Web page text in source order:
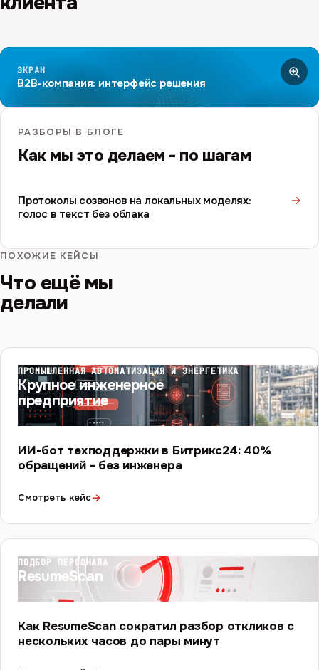
ЭКРАН
B2B-компания: интерфейс решения
РАЗБОРЫ В БЛОГЕ
Как мы это делаем - по шагам
Протоколы созвонов на локальных моделях:
голос в текст без облака
→
ПОХОЖИЕ КЕЙСЫ
Что ещё мы
делали
ПРОМЫШЛЕННАЯ АВТОМАТИЗАЦИЯ И ЭНЕРГЕТИКА
Крупное инженерное
предприятие
ИИ-бот техподдержки в Битрикс24: 40%
обращений - без инженера
Смотреть кейс→
ПОДБОР ПЕРСОНАЛА
ResumeScan
Как ResumeScan сократил разбор откликов с
нескольких часов до пары минут